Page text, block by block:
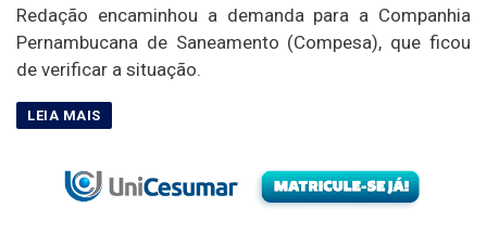
Redação encaminhou a demanda para a Companhia
Pernambucana de Saneamento (Compesa), que ficou
de verificar a situação.